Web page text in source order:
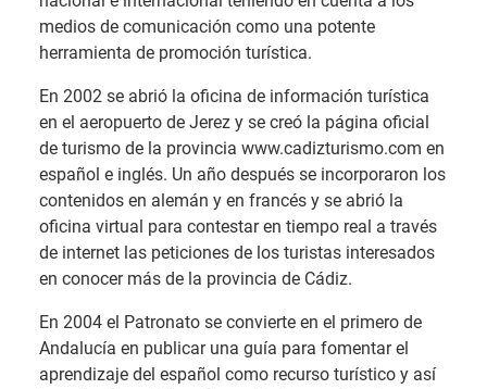
medios de comunicación como una potente
herramienta de promoción turística.
En 2002 se abrió la oficina de información turística
en el aeropuerto de Jerez y se creó la página oficial
de turismo de la provincia www.cadizturismo.com en
español e inglés. Un año después se incorporaron los
contenidos en alemán y en francés y se abrió la
oficina virtual para contestar en tiempo real a través
de internet las peticiones de los turistas interesados
en conocer más de la provincia de Cádiz.
En 2004 el Patronato se convierte en el primero de
Andalucía en publicar una guía para fomentar el
aprendizaje del español como recurso turístico y así